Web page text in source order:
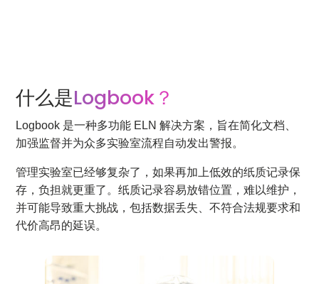
什么是Logbook？
Logbook 是一种多功能 ELN 解决方案，旨在简化文档、
加强监督并为众多实验室流程自动发出警报。
管理实验室已经够复杂了，如果再加上低效的纸质记录保
存，负担就更重了。纸质记录容易放错位置，难以维护，
并可能导致重大挑战，包括数据丢失、不符合法规要求和
代价高昂的延误。